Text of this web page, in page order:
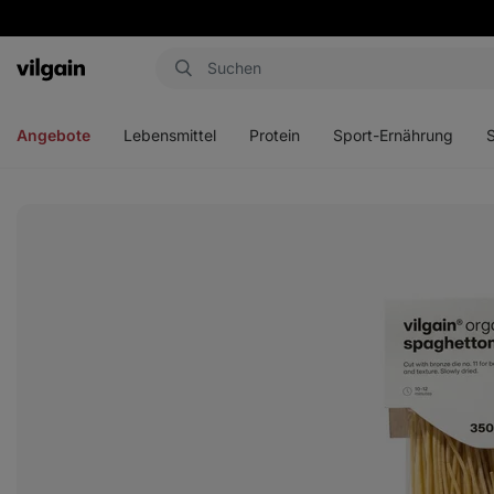
Aktin
Angebote Lebensmittel Protein Sport-Ernährung